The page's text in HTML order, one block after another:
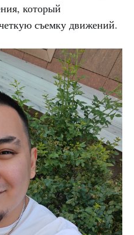
который
съемку движений.